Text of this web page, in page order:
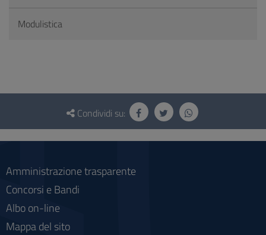
Modulistica
Questionario
social
Condividi su:
Amministrazione trasparente
Concorsi e Bandi
Albo on-line
Mappa del sito